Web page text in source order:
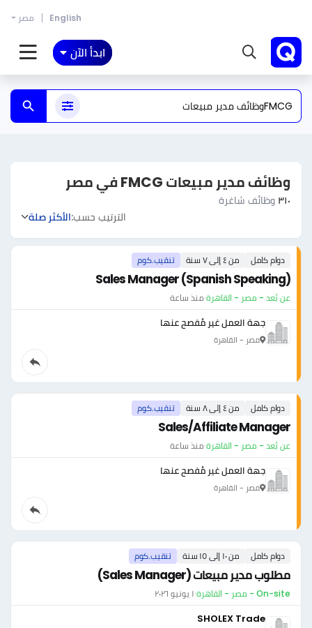
English مصر
ابدأ الآن
وظائف مدير مبيعات FMCG في مصر
٣١٠ وظائف شاغرة
الترتيب حسب:الأكثر صلة
دوام كامل من ٤ إلى ٧ سنة تنقيب.كوم
Sales Manager (Spanish Speaking)
عن بُعد - مصر - القاهرة·منذ ساعة
جهة العمل غير مُفصح عنها
مصر - القاهرة
دوام كامل من ٤ إلى ٨ سنة تنقيب.كوم
Sales/Affiliate Manager
عن بُعد - مصر - القاهرة·منذ ساعة
جهة العمل غير مُفصح عنها
مصر - القاهرة
دوام كامل من ١٠ إلى ١٥ سنة تنقيب.كوم
مطلوب مدير مبيعات (Sales Manager)
On-site - مصر - القاهرة ·١ يونيو ٢٠٢٦
SHOLEX Trade